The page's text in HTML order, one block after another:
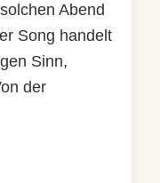
Abend
Song handelt
Sinn,
der